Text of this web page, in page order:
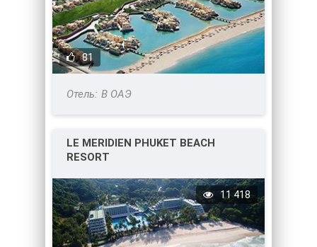
81
В ОАЭ
LE MERIDIEN PHUKET BEACH
RESORT
11 418